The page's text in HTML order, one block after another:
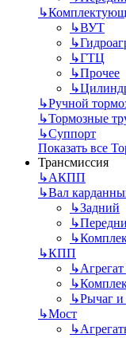
↳
↳ВУТ
↳
↳ГТЦ
↳Прочее
↳
↳Ручной
↳Тормозные
↳Суппорт
Показать все
Трансмиссия
↳АКПП
↳Вал
↳Задний
↳
↳
↳КПП
↳
↳
↳Рычаг и
↳Мост
↳